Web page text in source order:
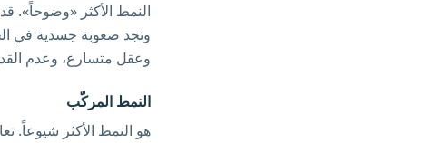
النمط الأكثر «وضوحاً».
وتجد صعوبة جسدية في
وعقل متسارع، وعدم
النمط المركّب
هو النمط الأكثر شيوعاً.